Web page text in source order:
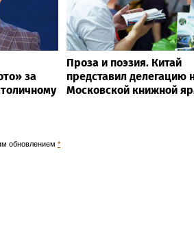
за
Проза и поэзия. Китай
представил делегацию
Московской книжной
обновлением *